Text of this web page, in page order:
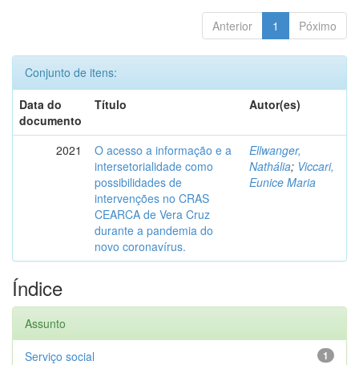
Anterior 1 Póximo
Conjunto de itens:
Data do
documento
Título Autor(es)
2021
O acesso a informação e a
intersetorialidade como
possibilidades de
intervenções no CRAS
CEARCA de Vera Cruz
durante a pandemia do
novo coronavírus.
Ellwanger,
Nathália; Viccari,
Eunice Maria
Índice
Assunto
1
Serviço social